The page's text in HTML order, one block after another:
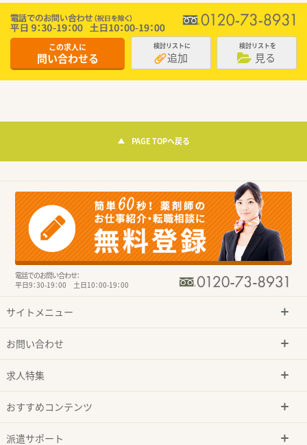
この求人に
問い合わせる
検討リストに
追加
検討リストを
見る
PAGE TOPへ戻る
電話でのお問い合わせ：
平日9：30-19：00 土日10：00-19：00
サイトメニュー
お問い合わせ
求人特集
おすすめコンテンツ
派遣サポート